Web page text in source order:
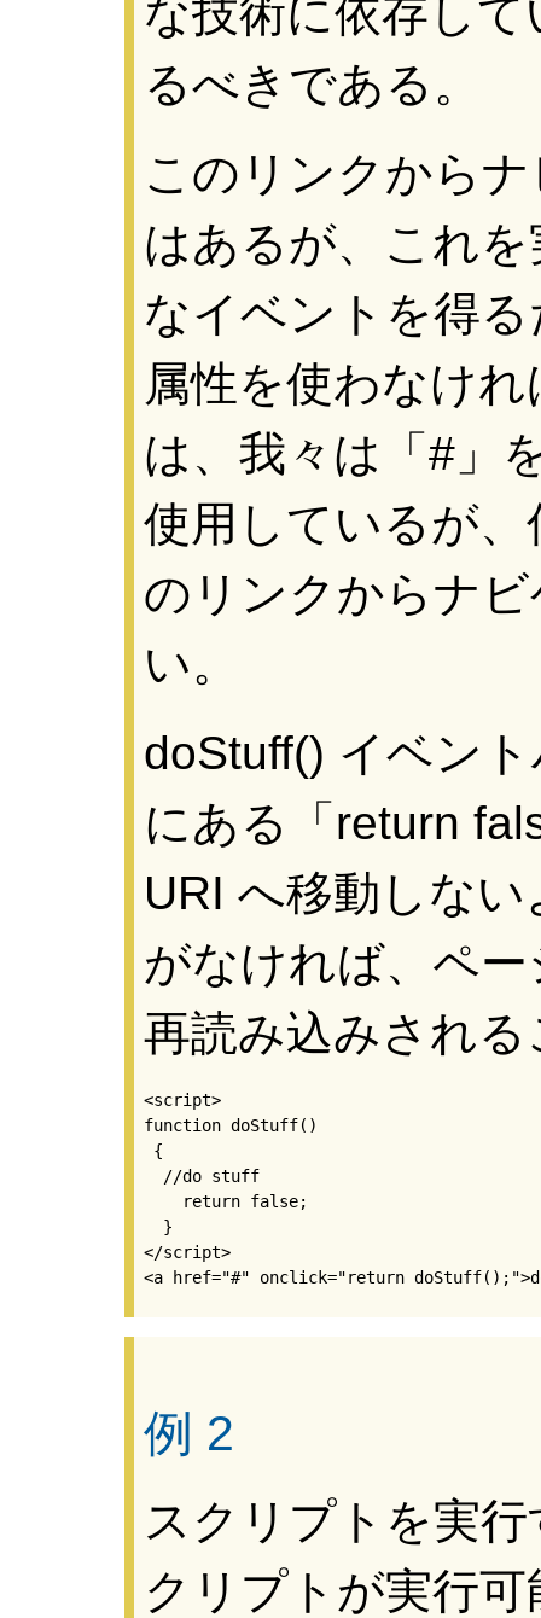
な技術に依存し
るべきである。
このリンクから
はあるが、これ
なイベントを得
属性を使わなけ
は、我々は「#」
使用しているが
のリンクからナ
い。
doStuff() イベン
にある「return
URI へ移動しな
がなければ、ペ
再読み込みされ
<script>
function doStuff()
{
  //do stuff
    return false;
  }
</script>
例 2
スクリプトを実
クリプトが実行